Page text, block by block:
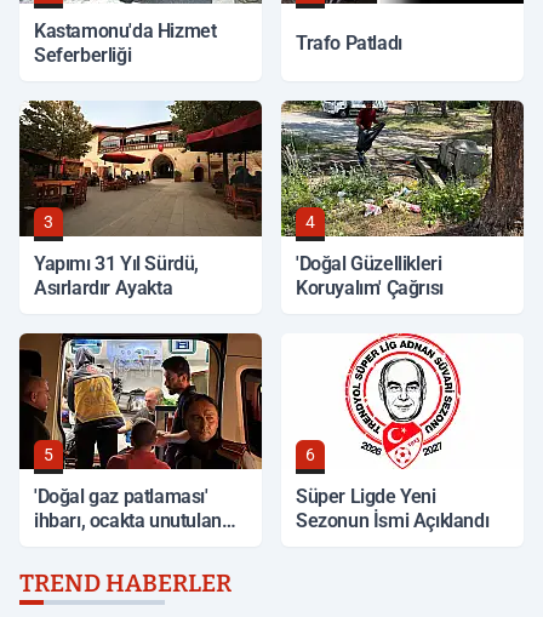
Kastamonu'da Hizmet
Seferberliği
Trafo Patladı
3
Yapımı 31 Yıl Sürdü,
Asırlardır Ayakta
4
'Doğal Güzellikleri
Koruyalım' Çağrısı
5
'Doğal gaz patlaması'
ihbarı, ocakta unutulan
6
Süper Ligde Yeni
Sezonun İsmi Açıklandı
TREND HABERLER